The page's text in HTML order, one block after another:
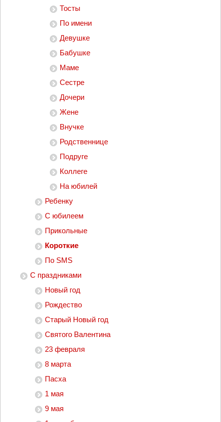
Тосты
По имени
Девушке
Бабушке
Маме
Сестре
Дочери
Жене
Внучке
Родственнице
Подруге
Коллеге
На юбилей
Ребенку
С юбилеем
Прикольные
Короткие
По SMS
С праздниками
Новый год
Рождество
Старый Новый год
Святого Валентина
23 февраля
8 марта
Пасха
1 мая
9 мая